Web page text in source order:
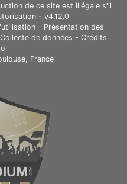
de ce site est illégale s'il
- v4.12.0
- Présentation des
Collecte de données - Crédits
France